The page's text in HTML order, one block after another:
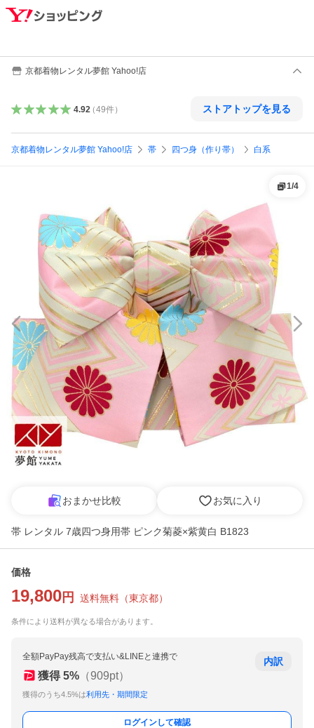
京都着物レンタル夢館 Yahoo!店
4.92（49件） ストアトップを見る
京都着物レンタル夢館 Yahoo!店 帯 四つ身（作り帯） 白系
1/4
おまかせ比較 お気に入り
帯 レンタル 7歳四つ身用帯 ピンク菊菱×紫黄白 B1823
価格
19,800 円 送料無料 （東京都）
条件により送料が異なる場合があります。
全額PayPay残高で支払い&LINEと連携で
獲得 5% （909pt）
獲得のうち4.5%は利用先・期間限定
内訳
ログインして確認